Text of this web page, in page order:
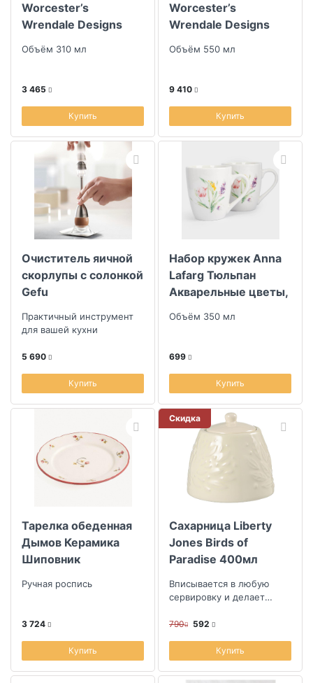
Worcester’s
Wrendale Designs
Объём 310 мл
3 465
Купить
Worcester’s
Wrendale Designs
Объём 550 мл
9 410
Купить
Очиститель яичной
скорлупы с солонкой
Gefu
Практичный инструмент
для вашей кухни
5 690
Купить
Набор кружек Anna
Lafarg Тюльпан
Акварельные цветы,
Объём 350 мл
699
Купить
Тарелка обеденная
Дымов Керамика
Шиповник
Ручная роспись
3 724
Купить
Скидка
Сахарница Liberty
Jones Birds of
Paradise 400мл
Вписывается в любую
сервировку и делает
уютным
790 592
Купить